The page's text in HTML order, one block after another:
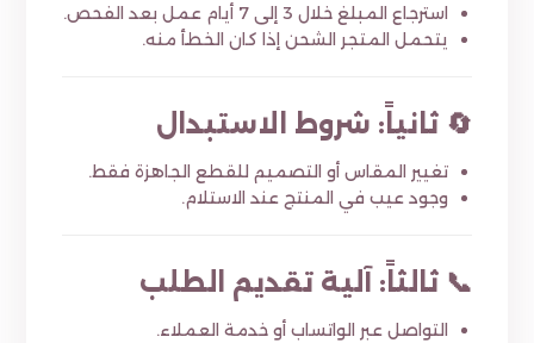
استرجاع المبلغ خلال 3 إلى 7 أيام عمل بعد الفحص.
يتحمل المتجر الشحن إذا كان الخطأ منه.
🔄 ثانياً: شروط الاستبدال
تغيير المقاس أو التصميم للقطع الجاهزة فقط.
وجود عيب في المنتج عند الاستلام.
📞 ثالثاً: آلية تقديم الطلب
التواصل عبر الواتساب أو خدمة العملاء.